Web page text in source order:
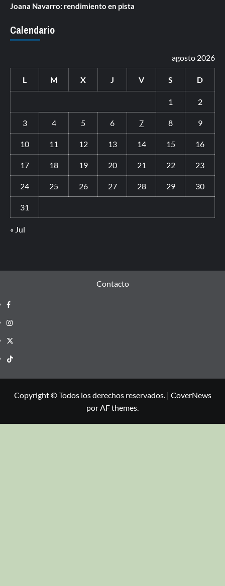
Joana Navarro: rendimiento en pista
Calendario
agosto 2026
L M X J V S D
1 2
3 4 5 6 7 8 9
10 11 12 13 14 15 16
17 18 19 20 21 22 23
24 25 26 27 28 29 30
31
« Jul
Contacto
Copyright © Todos los derechos reservados. | CoverNews
por AF themes.